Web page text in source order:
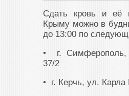
Сдать кровь и её
Крыму можно в
до 13:00 по
• г. Симферополь,
37/2
• г. Керчь, ул. Карла